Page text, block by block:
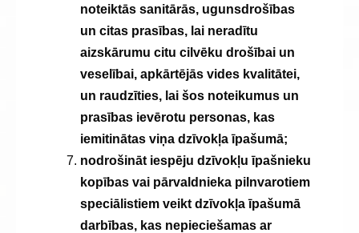
noteiktās sanitārās, ugunsdrošības
un citas prasības, lai neradītu
aizskārumu citu cilvēku drošībai un
veselībai, apkārtējās vides kvalitātei,
un raudzīties, lai šos noteikumus un
prasības ievērotu personas, kas
iemitinātas viņa dzīvokļa īpašumā;
nodrošināt iespēju dzīvokļu īpašnieku
kopības vai pārvaldnieka pilnvarotiem
speciālistiem veikt dzīvokļa īpašumā
darbības, kas nepieciešamas ar